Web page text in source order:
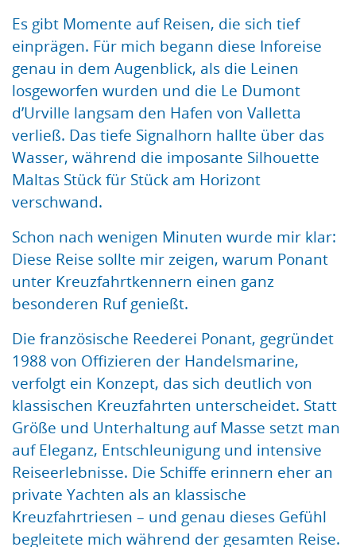
Es gibt Momente auf Reisen, die sich tief
einprägen. Für mich begann diese Inforeise
genau in dem Augenblick, als die Leinen
losgeworfen wurden und die Le Dumont
d’Urville langsam den Hafen von Valletta
verließ. Das tiefe Signalhorn hallte über das
Wasser, während die imposante Silhouette
Maltas Stück für Stück am Horizont
verschwand.
Schon nach wenigen Minuten wurde mir klar:
Diese Reise sollte mir zeigen, warum Ponant
unter Kreuzfahrtkennern einen ganz
besonderen Ruf genießt.
Die französische Reederei Ponant, gegründet
1988 von Offizieren der Handelsmarine,
verfolgt ein Konzept, das sich deutlich von
klassischen Kreuzfahrten unterscheidet. Statt
Größe und Unterhaltung auf Masse setzt man
auf Eleganz, Entschleunigung und intensive
Reiseerlebnisse. Die Schiffe erinnern eher an
private Yachten als an klassische
Kreuzfahrtriesen – und genau dieses Gefühl
begleitete mich während der gesamten Reise.